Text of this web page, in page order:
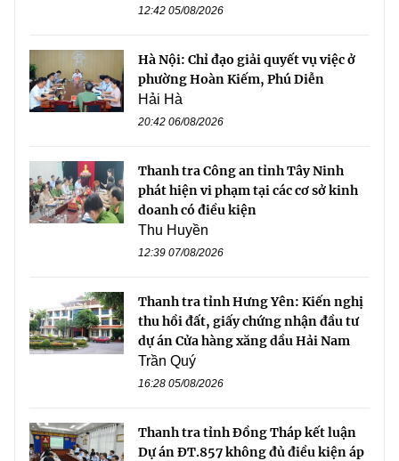
12:42 05/08/2026
Hà Nội: Chỉ đạo giải quyết vụ việc ở
phường Hoàn Kiếm, Phú Diễn
Hải Hà
20:42 06/08/2026
Thanh tra Công an tỉnh Tây Ninh
phát hiện vi phạm tại các cơ sở kinh
doanh có điều kiện
Thu Huyền
12:39 07/08/2026
Thanh tra tỉnh Hưng Yên: Kiến nghị
thu hồi đất, giấy chứng nhận đầu tư
dự án Cửa hàng xăng dầu Hải Nam
Trần Quý
16:28 05/08/2026
Thanh tra tỉnh Đồng Tháp kết luận
Dự án ĐT.857 không đủ điều kiện áp